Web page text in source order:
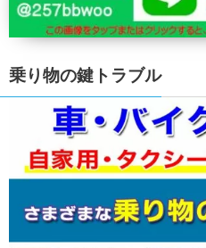
乗り物の鍵トラブル